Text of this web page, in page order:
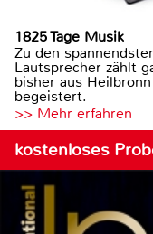
1825 Tage Musik
Zu den
Lautsprecher zählt
bisher aus
begeistert.
>> Mehr erfahren
kostenloses